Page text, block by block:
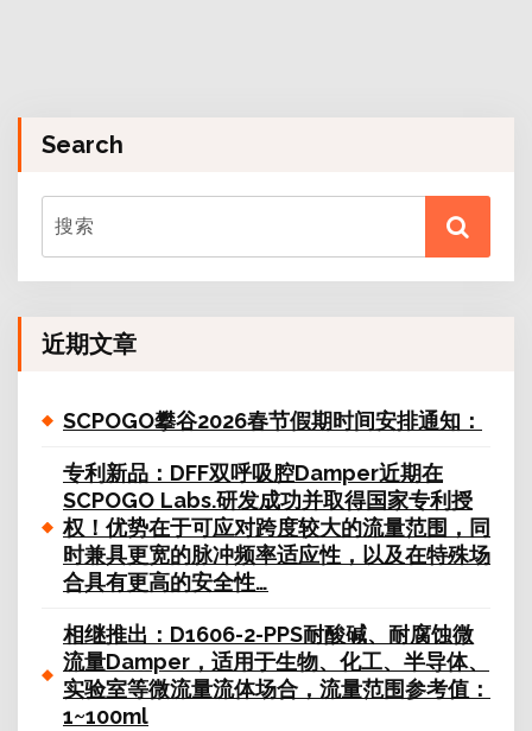
Search
近期文章
SCPOGO攀谷2026春节假期时间安排通知：
专利新品：DFF双呼吸腔Damper近期在
SCPOGO Labs.研发成功并取得国家专利授
权！优势在于可应对跨度较大的流量范围，同
时兼具更宽的脉冲频率适应性，以及在特殊场
合具有更高的安全性…
相继推出：D1606-2-PPS耐酸碱、耐腐蚀微
流量Damper，适用于生物、化工、半导体、
实验室等微流量流体场合，流量范围参考值：
1~100ml